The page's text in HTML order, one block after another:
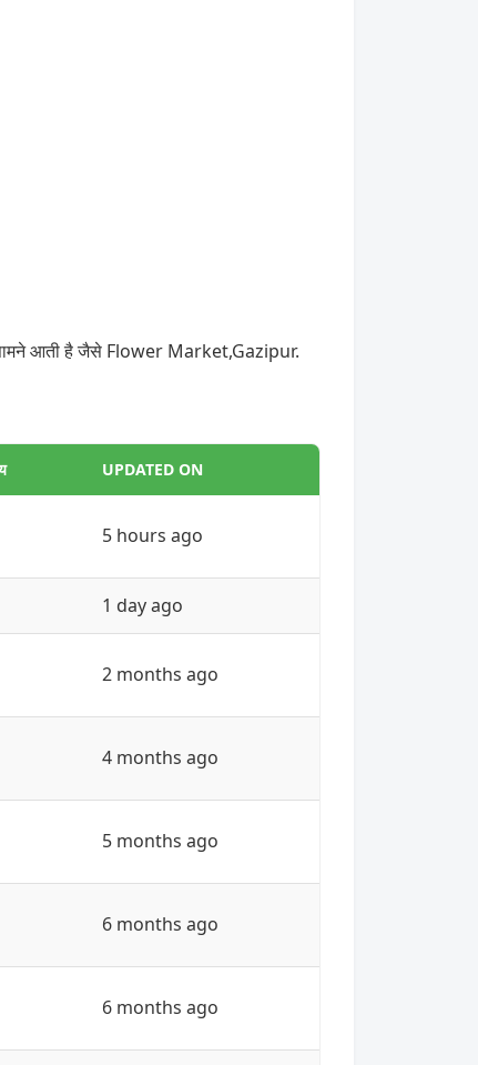
आती है जैसे Flower Market,Gazipur.
UPDATED ON
5 hours ago
1 day ago
2 months ago
4 months ago
5 months ago
6 months ago
6 months ago